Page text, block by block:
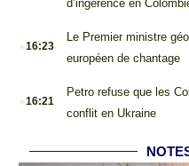
d’ingérence en
.16:23
Le Premier ministre
européen de chantage
.16:21
Petro refuse que les
conflit en Ukraine